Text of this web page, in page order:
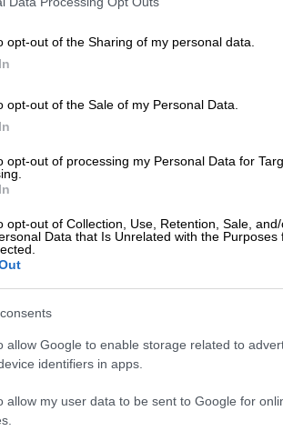
opt-out of the Sharing of my personal data.
opt-out of the Sale of my Personal Data.
opt-out of processing my Personal Data for
opt-out of Collection, Use, Retention, Sale,
Data that Is Unrelated with the Purposes
allow Google to enable storage related to
identifiers in apps.
allow my user data to be sent to Google for
είχε
ηλικιωμένων
επικοινωνούσαν μαζί
των Αμπελοκήπων.
να μην διαθέτουν κινητά
της να γίνεται
και κατασχέθηκαν 5.300
Επιπλέον,
ζώων συντροφιάς
για τα οποία διαπιστώθηκε
ευζωίας.